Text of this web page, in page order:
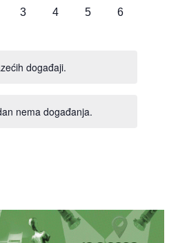
0
3
0
4
0
5
0
6
događaji.
nema događanja.